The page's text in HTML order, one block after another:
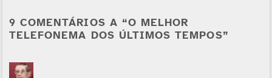
9 COMENTÁRIOS A “O MELHOR
TELEFONEMA DOS ÚLTIMOS TEMPOS”